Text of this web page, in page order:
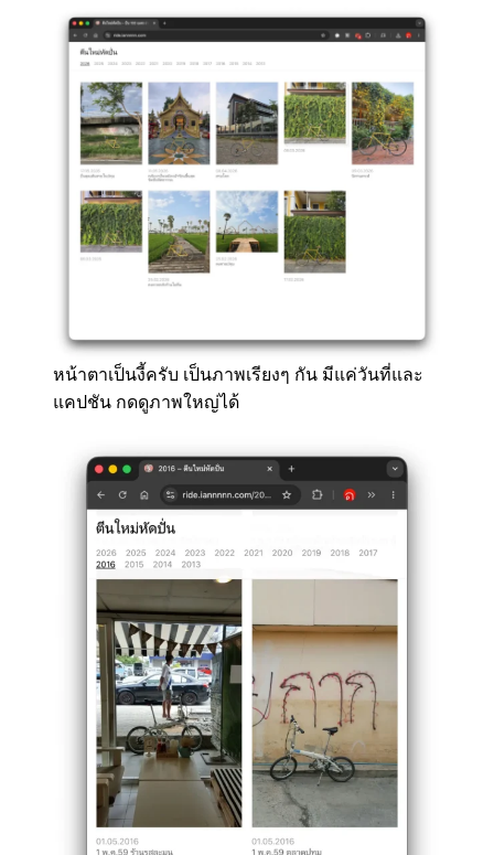
หน้าตาเป็นงี้ครับ เป็นภาพเรียงๆ กัน มีแค่วันที่และ
แคปชัน กดดูภาพใหญ่ได้